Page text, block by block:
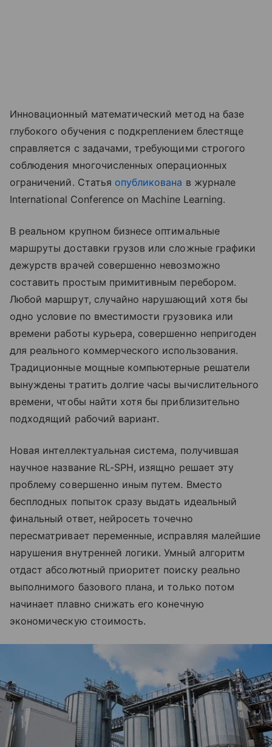
Инновационный математический метод на базе
глубокого обучения с подкреплением блестяще
справляется с задачами, требующими строгого
соблюдения многочисленных операционных
ограничений. Статья опубликована в журнале
International Conference on Machine Learning.
В реальном крупном бизнесе оптимальные
маршруты доставки грузов или сложные графики
дежурств врачей совершенно невозможно
составить простым примитивным перебором.
Любой маршрут, случайно нарушающий хотя бы
одно условие по вместимости грузовика или
времени работы курьера, совершенно непригоден
для реального коммерческого использования.
Традиционные мощные компьютерные решатели
вынуждены тратить долгие часы вычислительного
времени, чтобы найти хотя бы приблизительно
подходящий рабочий вариант.
Новая интеллектуальная система, получившая
научное название RL-SPH, изящно решает эту
проблему совершенно иным путем. Вместо
бесплодных попыток сразу выдать идеальный
финальный ответ, нейросеть точечно
пересматривает переменные, исправляя малейшие
нарушения внутренней логики. Умный алгоритм
отдаст абсолютный приоритет поиску реально
выполнимого базового плана, и только потом
начинает плавно снижать его конечную
экономическую стоимость.